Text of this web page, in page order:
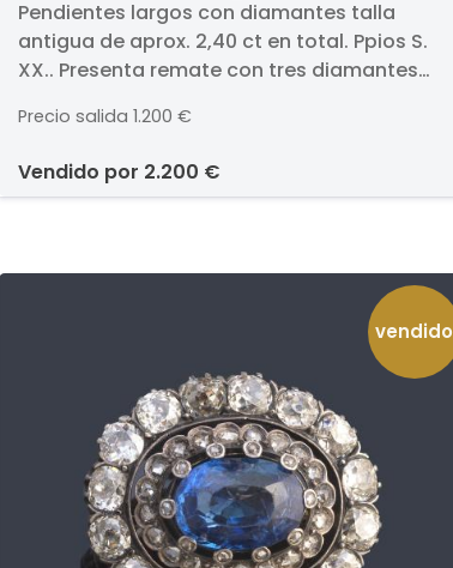
diamantes talla antigua de
aprox. 2,40 ct en total. Ppios
S. XX.
Pendientes largos con diamantes talla
antigua de aprox. 2,40 ct en total. Ppios S.
XX.. Presenta remate con tres diamantes
oro blanco y amarillo de 18K. Cierre de pala
Precio salida 1.200 €
vendido por 2.200 €
vendido